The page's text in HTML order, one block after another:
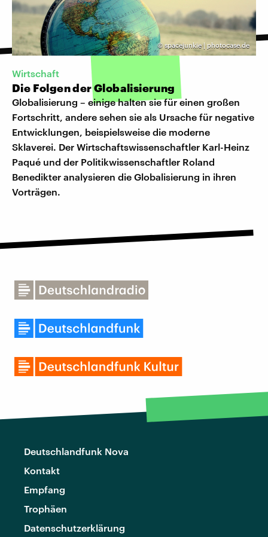
© spacejunkie | photocase.de
Wirtschaft
Die Folgen der Globalisierung
Globalisierung – einige halten sie für einen großen
Fortschritt, andere sehen sie als Ursache für negative
Entwicklungen, beispielsweise die moderne
Sklaverei. Der Wirtschaftswissenschaftler Karl-Heinz
Paqué und der Politikwissenschaftler Roland
Benedikter analysieren die Globalisierung in ihren
Vorträgen.
Deutschlandfunk Nova
Kontakt
Empfang
Trophäen
Datenschutzerklärung